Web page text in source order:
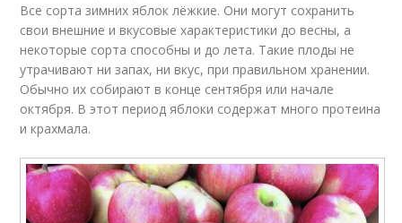
Все сорта зимних яблок лёжкие. Они могут сохранить
свои внешние и вкусовые характеристики до весны, а
некоторые сорта способны и до лета. Такие плоды не
утрачивают ни запах, ни вкус, при правильном хранении.
Обычно их собирают в конце сентября или начале
октября. В этот период яблоки содержат много протеина
и крахмала.